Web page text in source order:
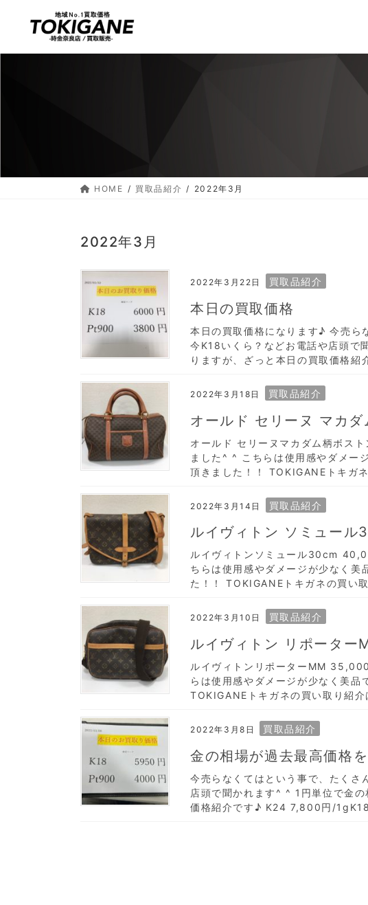
HOME 買取品紹介 2022年3月
2022年3月
2022年3月22日 買取品紹介
本日の買取価格
本日の買取価格になります♪ 今売ら
今K18いくら？などお電話や店頭で
りますが、ざっと本日の買取価格
2022年3月18日 買取品紹介
オールド セリーヌ マカダ
オールド セリーヌマカダム柄ボス
ました^ ^ こちらは使用感やダメー
頂きました！！ TOKIGANEトキガ
2022年3月14日 買取品紹介
ルイヴィトン ソミュール
ルイヴィトンソミュール30cm
ちらは使用感やダメージが少なく美
た！！ TOKIGANEトキガネの買い
2022年3月10日 買取品紹介
ルイヴィトン リポーター
ルイヴィトンリポーターMM
らは使用感やダメージが少なく美品
TOKIGANEトキガネの買い取り紹
2022年3月8日 買取品紹介
金の相場が過去最高価格
今売らなくてはという事で、たくさ
店頭で聞かれます^ ^ 1円単位で金
価格紹介です♪ K24 7,800円/